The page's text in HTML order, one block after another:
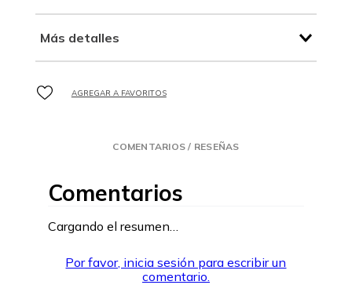
Más detalles
COMENTARIOS / RESEÑAS
Comentarios
Cargando el resumen…
Por favor, inicia sesión para escribir un
comentario.